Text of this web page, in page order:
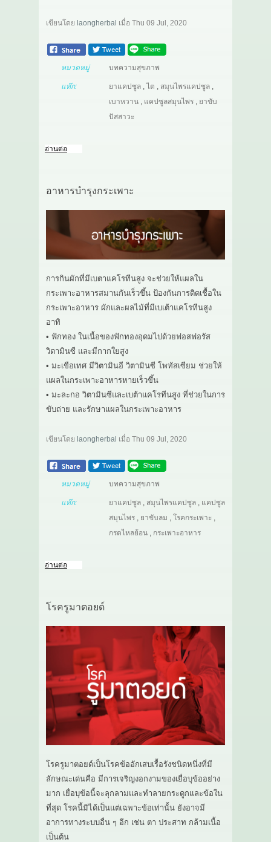
เขียนโดย laongherbal เมื่อ Thu 09 Jul, 2020
หมวดหมู่ บทความสุขภาพ
แท๊ก: ยาแคปซูล, ไต , สมุนไพรแคปซูล,
เบาหวาน, แคปซูลสมุนไพร, ยาขับ
ปัสสาวะ
อ่านต่อ
อาหารบำรุงกระเพาะ
การกินผักที่มีเบตาแคโรทีนสูง จะช่วยให้แผลใน
กระเพาะอาหารสมานกันเร็วขึ้น ป้องกันการติดเชื้อใน
กระเพาะอาหาร ผักและผลไม้ที่มีเบเต้าแคโรทีนสูง
อาทิ
• ฟักทอง ในเนื้อของฟักทองอุดมไปด้วยฟอสฟอรัส
วิตามินซี และมีกากใยสูง
• มะเขือเทศ มีวิตามินอี วิตามินซี โพทัสเซียม ช่วยให้
แผลในกระเพาะอาหารหายเร็วขึ้น
• มะละกอ วิตามินซีและเบต้าแคโรทีนสูง ที่ช่วยในการ
ขับถ่าย และรักษาแผลในกระเพาะอาหาร
เขียนโดย laongherbal เมื่อ Thu 09 Jul, 2020
หมวดหมู่ บทความสุขภาพ
แท๊ก: ยาแคปซูล, สมุนไพรแคปซูล, แคปซูล
สมุนไพร, ยาขับลม , โรคกระเพาะ ,
กรดไหลย้อน, กระเพาะอาหาร
อ่านต่อ
โรครูมาตอยด์
โรครูมาตอยด์เป็นโรคข้ออักเสบเรื้อรังชนิดหนึ่งที่มี
ลักษณะเด่นคือ มีการเจริญงอกงามของเยื่อบุข้ออย่าง
มาก เยื่อบุข้อนี้จะลุกลามและทำลายกระดูกและข้อใน
ที่สุด โรคนี้มิได้เป็นแต่เฉพาะข้อเท่านั้น ยังอาจมี
อาการทางระบบอื่น ๆ อีก เช่น ตา ประสาท กล้ามเนื้อ
เป็นต้น